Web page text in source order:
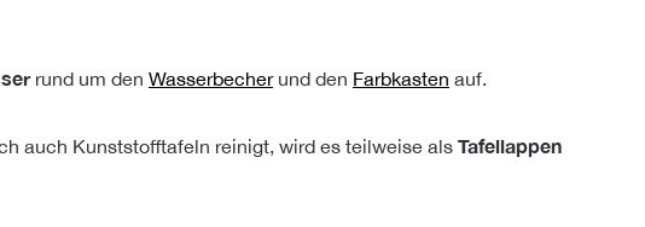
rund um den Wasserbecherund den Farbkasten auf.
auch Kunststofftafeln reinigt, wird es teilweise als Tafellappen